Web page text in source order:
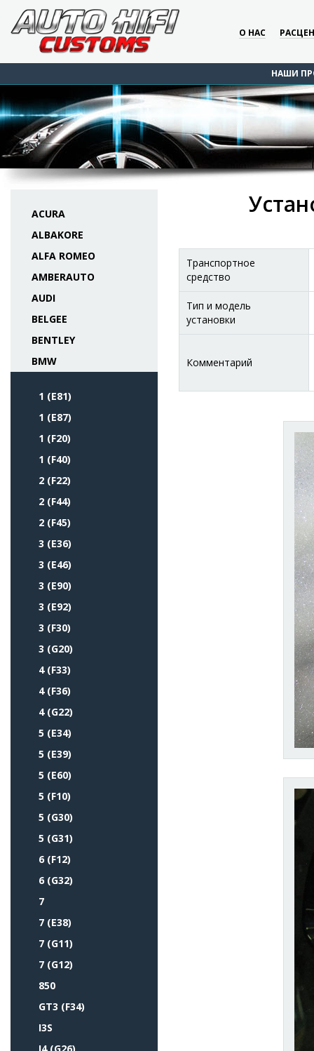
О НАС
НАШИ
ACURA
ALBAKORE
ALFA ROMEO
AMBERAUTO
AUDI
BELGEE
BENTLEY
BMW
1 (E81)
1 (E87)
1 (F20)
1 (F40)
2 (F22)
2 (F44)
2 (F45)
3 (E36)
3 (E46)
3 (E90)
3 (E92)
3 (F30)
3 (G20)
4 (F33)
4 (F36)
4 (G22)
5 (E34)
5 (E39)
5 (E60)
5 (F10)
5 (G30)
5 (G31)
6 (F12)
6 (G32)
7
7 (E38)
7 (G11)
7 (G12)
850
GT3 (F34)
I3S
Транспортное
средство
Тип и модель
установки
Комментарий